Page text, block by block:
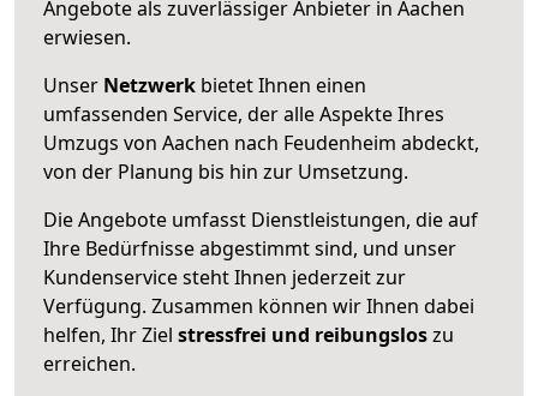
Angebote als zuverlässiger Anbieter in Aachen
erwiesen.
Unser Netzwerk bietet Ihnen einen
umfassenden Service, der alle Aspekte Ihres
Umzugs von Aachen nach Feudenheim abdeckt,
von der Planung bis hin zur Umsetzung.
Die Angebote umfasst Dienstleistungen, die auf
Ihre Bedürfnisse abgestimmt sind, und unser
Kundenservice steht Ihnen jederzeit zur
Verfügung. Zusammen können wir Ihnen dabei
helfen, Ihr Ziel stressfrei und reibungsloszu
erreichen.